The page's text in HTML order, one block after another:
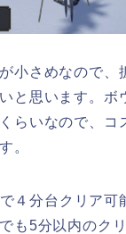
小さめなので、
と思います。ボ
らいなので、コ
。
４分台クリア可
も5分以内のク